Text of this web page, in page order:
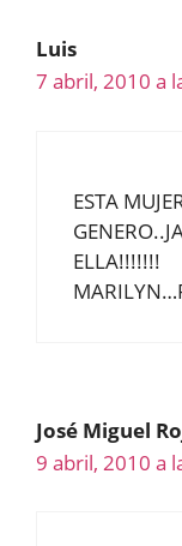
Luis
7 abril, 2010 a
ESTA
ELLA!!!!!!!
José Miguel
9 abril, 2010 a